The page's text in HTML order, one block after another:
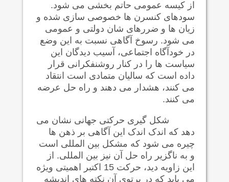
از کیسه عمومی حاتم بخشی می شود.
سودهای کنسرن ها خصوصی سازی شده و
زیان ها و ضررهای شان دولتی و عمومی
می شود. رسوخ آگاهی نسبت به این وضع
در خودآگاه اجتماعی، آسیب دیدگان این
سیاست ها را در کنار روشنفکرانی قرار
داده است که سالیان متمادی است انتقاد
می کنند، هشدار می دهند و راه حل عرضه
می کنند.
شکل گیری حرکتی جهانی نشان می
دهد که اندک اندک این آگاهی بر ذهن ها
چیره می شود که مشکل بین المللی است
و به ناگزیر راه حل آن نیز بین المللی. از
این زاویه دید، حرکت 15 اکتبر اهمیتی ویژه
می یابد که در پرتوی آن نکته های اندیشه